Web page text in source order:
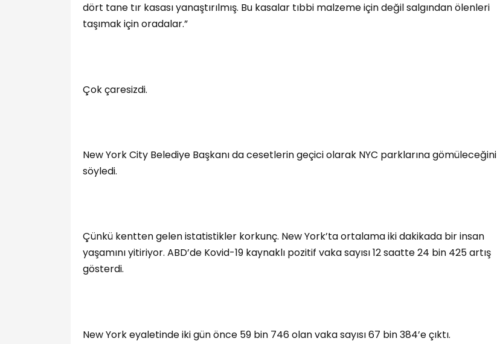
dört tane tır kasası yanaştırılmış. Bu kasalar tıbbi malzeme için değil salgından ölenleri
taşımak için oradalar.”
Çok çaresizdi.
New York City Belediye Başkanı da cesetlerin geçici olarak NYC parklarına gömüleceğini
söyledi.
Çünkü kentten gelen istatistikler korkunç. New York’ta ortalama iki dakikada bir insan
yaşamını yitiriyor. ABD’de Kovid-19 kaynaklı pozitif vaka sayısı 12 saatte 24 bin 425 artış
gösterdi.
New York eyaletinde iki gün önce 59 bin 746 olan vaka sayısı 67 bin 384’e çıktı.